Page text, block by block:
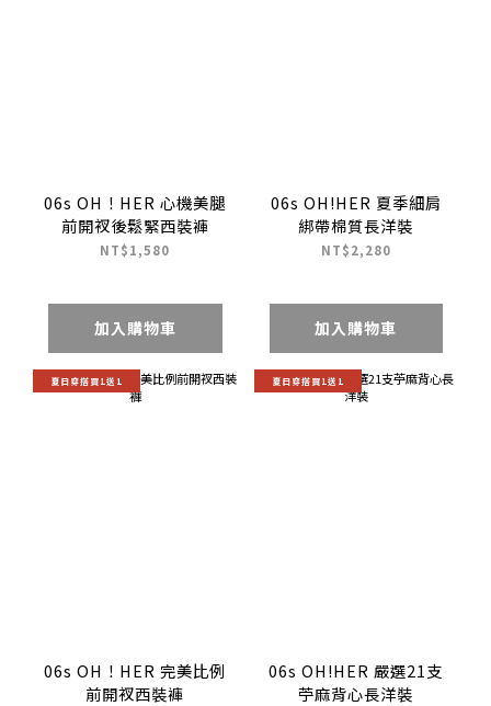
06s OH！HER 心機美腿
前開衩後鬆緊西裝褲
NT$1,580
加入購物車
06s OH!HER 夏季細肩
綁帶棉質長洋裝
NT$2,280
加入購物車
夏日穿搭買1送1
06s OH！HER 完美比例
前開衩西裝褲
夏日穿搭買1送1
06s OH!HER 嚴選21支
苧麻背心長洋裝